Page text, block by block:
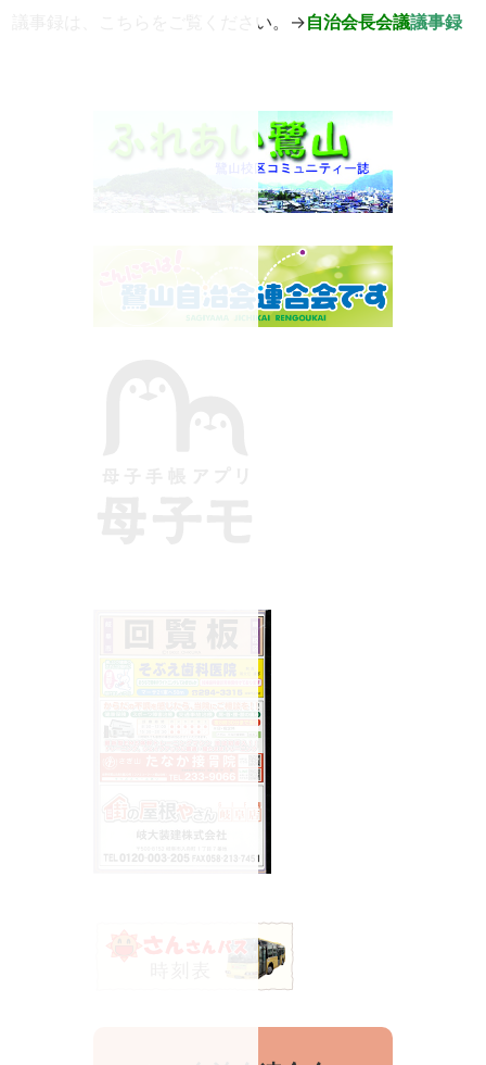
議事録は、こちらをご覧ください。→自治会長会議議事録